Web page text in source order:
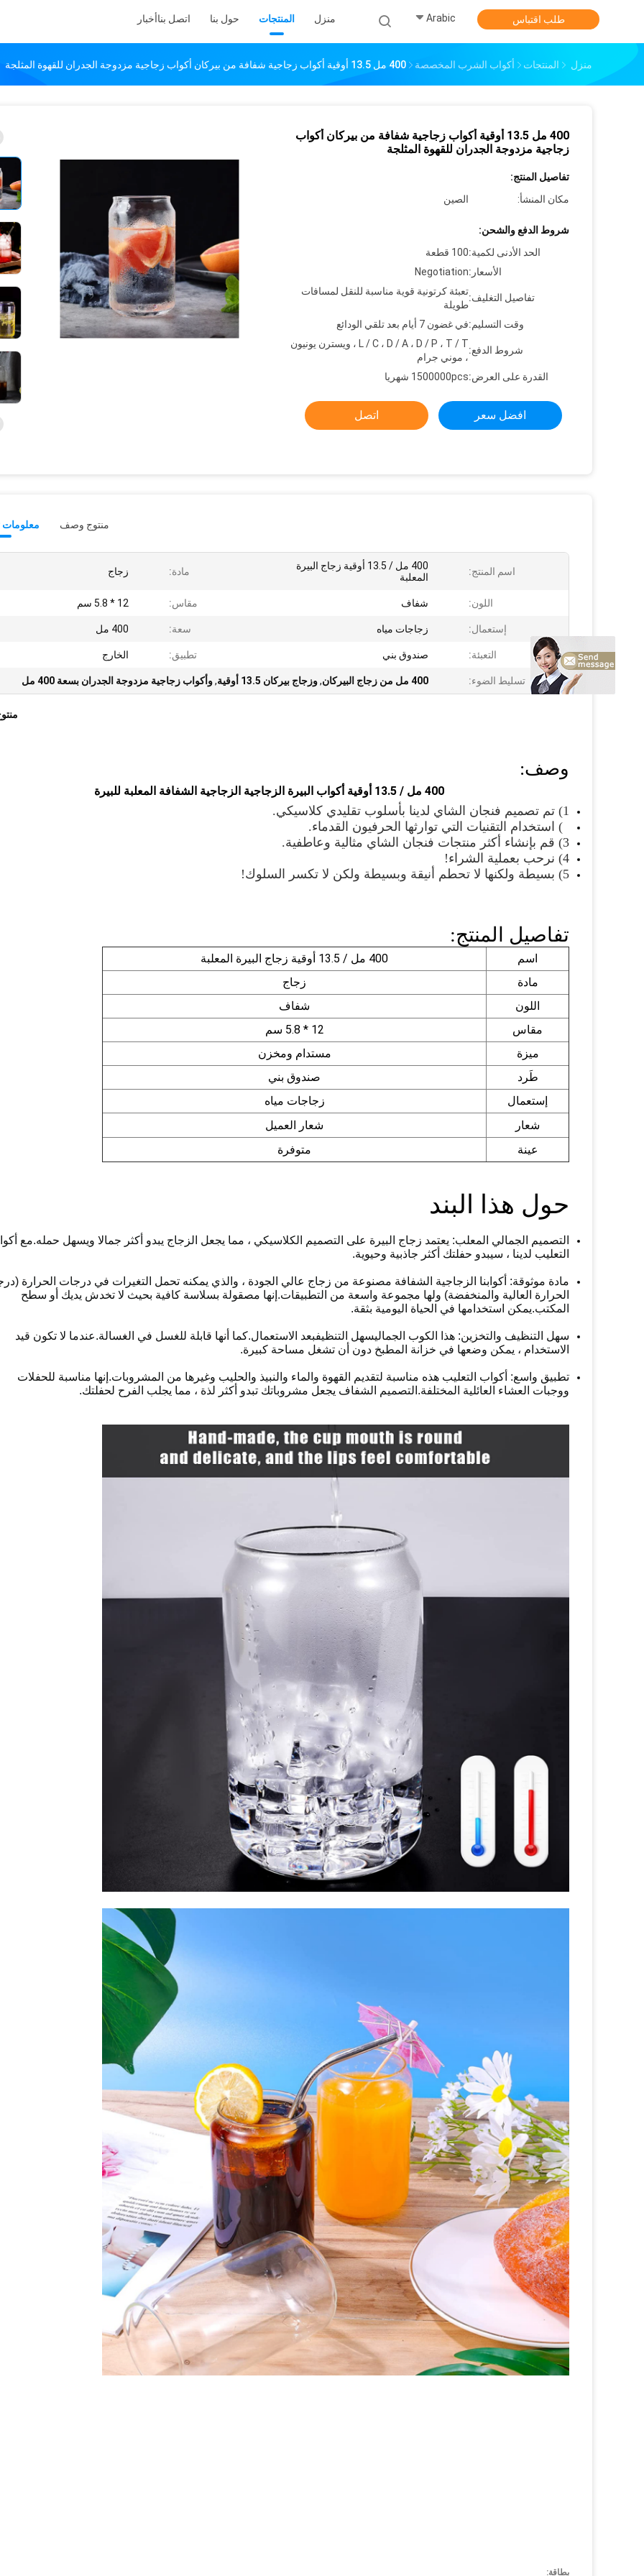
منزل المنتجات حول بنا اتصل بناأخبار Arabic طلب اقتباس
منزل المنتجات أكواب الشرب المخصصة 400 مل 13.5 أوقية أكواب زجاجية شفافة من بيركان أكواب زجاجية مزدوجة الجدران للقهوة المثلجة
400 مل 13.5 أوقية أكواب زجاجية شفافة من بيركان أكواب
زجاجية مزدوجة الجدران للقهوة المثلجة
تفاصيل المنتج:
مكان المنشأ:
الصين
شروط الدفع والشحن:
الحد الأدنى لكمية:100 قطعة
الأسعار:Negotiation
تفاصيل التغليف:
تعبئة كرتونية قوية مناسبة للنقل لمسافات
طويلة
وقت التسليم:في غضون 7 أيام بعد تلقي الودائع
شروط الدفع:
L / C ، D / A ، D / P ، T / T ، ويسترن يونيون
، موني جرام
القدرة على العرض:1500000pcs شهريا
افضل سعر اتصل
معلومات منتوج وصف
اسم المنتج:
400 مل / 13.5 أوقية زجاج البيرة
المعلبة
مادة: زجاج
اللون: شفاف مقاس: 12 * 5.8 سم
إستعمال: زجاجات مياه سعة: 400 مل
التعبئة: صندوق بني تطبيق: الخارج
تسليط الضوء: 400 مل من زجاج البيركان ,وزجاج بيركان 13.5 أوقية ,وأكواب زجاجية مزدوجة الجدران بسعة 400 مل
وصف:
400 مل / 13.5 أوقية أكواب البيرة الزجاجية الزجاجية الشفافة المعلبة للبيرة
1) تم تصميم فنجان الشاي لدينا بأسلوب تقليدي كلاسيكي.
3) قم بإنشاء أكثر منتجات فنجان الشاي مثالية وعاطفية.
4) نرحب بعملية الشراء!
5) بسيطة ولكنها لا تحطم أنيقة وبسيطة ولكن لا تكسر السلوك!
تفاصيل المنتج:
اسم 400 مل / 13.5 أوقية زجاج البيرة المعلبة
مادة
زجاج
اللون
شفاف
مقاس
12 * 5.8 سم
ميزة
مستدام ومخزن
طَرد
صندوق بني
إستعمال
زجاجات مياه
شعار
شعار العميل
عينة
متوفرة
حول هذا البند
التصميم الجمالي المعلب: يعتمد زجاج البيرة على التصميم الكلاسيكي ، مما يجعل الزجاج يبدو أكثر جمالا ويسهل حمله.مع
التعليب لدينا ، سيبدو حفلتك أكثر جاذبية وحيوية.
مادة موثوقة: أكوابنا الزجاجية الشفافة مصنوعة من زجاج عالي الجودة ، والذي يمكنه تحمل التغيرات في درجات الحرارة
الحرارة العالية والمنخفضة) ولها مجموعة واسعة من التطبيقات.إنها مصقولة بسلاسة كافية بحيث لا تخدش يديك أو سطح
المكتب.يمكن استخدامها في الحياة اليومية بثقة.
سهل التنظيف والتخزين: هذا الكوب الجماليسهل التنظيفبعد الاستعمال.كما أنها قابلة للغسل في الغسالة.عندما لا تكون قيد
الاستخدام ، يمكن وضعها في خزانة المطبخ دون أن تشغل مساحة كبيرة.
تطبيق واسع: أكواب التعليب هذه مناسبة لتقديم القهوة والماء والنبيذ والحليب وغيرها من المشروبات.إنها مناسبة للحفلات
ووجبات العشاء العائلية المختلفة.التصميم الشفاف يجعل مشروباتك تبدو أكثر لذة ، مما يجلب الفرح لحفلتك.
بطاقة: